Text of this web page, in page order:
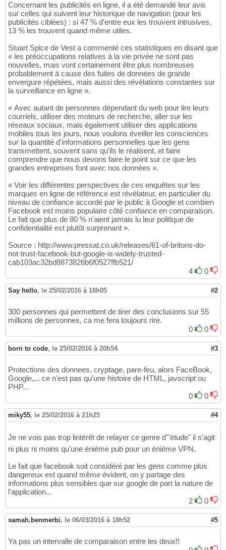
Concernant les publicités en ligne, il a été demandé leur avis
sur celles qui suivent leur historique de navigation (pour les
publicités ciblées) : si 47 % d'entre eux les trouvent intrusives,
13 % les trouvent quand même utiles.
Stuart Spice de Vest a commenté ces statistiques en disant que
« les préoccupations relatives à la vie privée ne sont pas
nouvelles, mais vont certainement être plus nombreuses
probablement à cause des fuites de données de grande
envergure répétées, mais aussi des révélations constantes sur
la surveillance en ligne ».
« Avec autant de personnes dépendant du web pour lire leurs
courriels, utiliser des moteurs de recherche, aller sur les
réseaux sociaux, mais également utiliser des applications
mobiles tous les jours, nous voulons éveiller les consciences
sur la quantité d'informations personnelles que les gens
transmettent, souvent sans qu'ils le réalisent, et faire
comprendre que nous devons faire le point sur ce que les
grandes entreprises font avec nos données ».
« Voir les différentes perspectives de ces enquêtes sur les
marques en ligne de référence est révélateur, en particulier du
niveau de confiance accordé par le public à Google et combien
Facebook est moins populaire côté confiance en comparaison.
Le fait que plus de 80 % n'aient jamais lu leur politique de
confidentialité est plutôt surprenant ».
Source : http://www.pressat.co.uk/releases/61-of-britons-do-
not-trust-facebook-but-google-is-widely-trusted-
cab103ac32bd8873826b6f0527ffb521/
4
0
Say hello, le 25/02/2016 à 18h05 #2
300 personnes qui permettent de tirer des conclusions sur 55
millions de personnes, ca me fera toujours rire.
0
0
born to code, le 25/02/2016 à 20h54 #3
Protections des donnees, cryptage, pare-feu, alors FaceBook,
Google,... ce n'est pas qu'une histoire de HTML, javscript ou
PHP...
0
0
miky55, le 25/02/2016 à 21h25 #4
Je ne vois pas trop lintérêt de relayer ce genre d'"étude" il s'agit
ni plus ni moins qu'une énième pub pour un énième VPN.
Le fait que facebook soit considéré par les gens comme plus
dangereux est quand même évident, on y partage des
informations plus sensibles que sur google de part la nature de
l'application...
2
0
samah.benmerbi, le 06/03/2016 à 18h52 #5
Ya pas un intervalle de comparaison entre les deux!!